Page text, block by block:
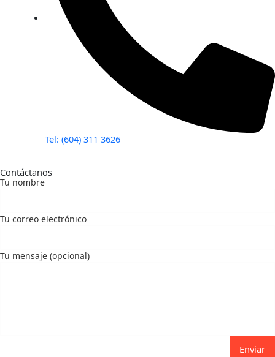
Tel: (604) 311 3626
Contáctanos
Tu nombre
Tu correo electrónico
Tu mensaje (opcional)
Enviar